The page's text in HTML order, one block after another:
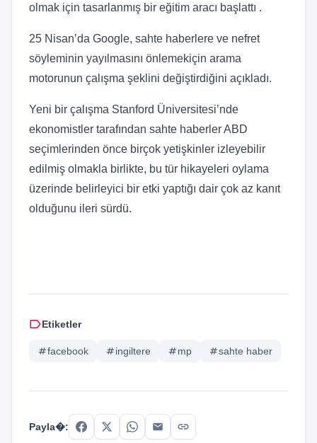
olmak için tasarlanmış bir eğitim aracı başlattı .
25 Nisan’da Google, sahte haberlere ve nefret
söyleminin yayılmasını önlemekiçin arama
motorunun çalışma şeklini değiştirdiğini açıkladı.
Yeni bir çalışma Stanford Üniversitesi’nde
ekonomistler tarafından sahte haberler ABD
seçimlerinden önce birçok yetişkinler izleyebilir
edilmiş olmakla birlikte, bu tür hikayeleri oylama
üzerinde belirleyici bir etki yaptığı dair çok az kanıt
olduğunu ileri sürdü.
labelEtiketler
tagfacebook tagingiltere tagmp tagsahte haber
Payla�: link